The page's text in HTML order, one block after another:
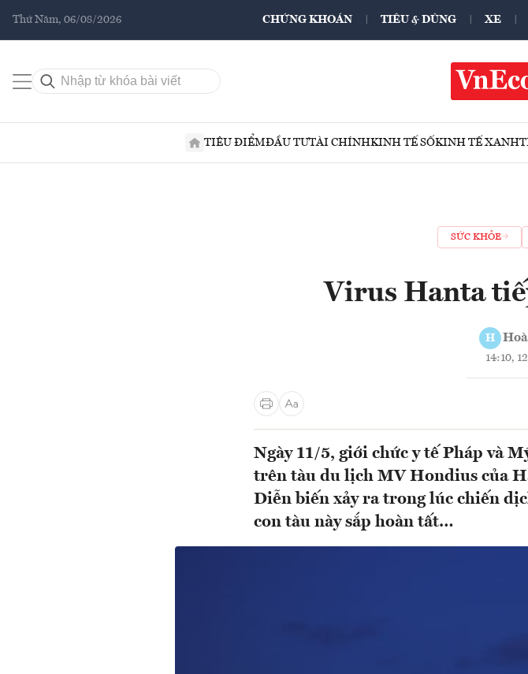
Thứ Năm, 06/08/2026 CHỨNG KHOÁN TIÊU & DÙNG XE
TIÊU ĐIỂMĐẦU TƯTÀI CHÍNHKINH TẾ SỐKINH TẾ XANH
SỨC KHỎE
Virus Hanta
H
14:10,
Ngày 11/5, giới chức y tế Pháp và
trên tàu du lịch MV Hondius của
Diễn biến xảy ra trong lúc chiến
con tàu này sắp hoàn tất…